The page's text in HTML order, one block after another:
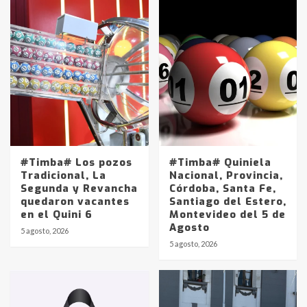
#Timba# Los pozos
Tradicional, La
Segunda y Revancha
quedaron vacantes
en el Quini 6
5 agosto, 2026
#Timba# Quiniela
Nacional, Provincia,
Córdoba, Santa Fe,
Santiago del Estero,
Montevideo del 5 de
Agosto
5 agosto, 2026
Identidad de los adolescentes
pampeanos que fueron
en la mañana del lunes